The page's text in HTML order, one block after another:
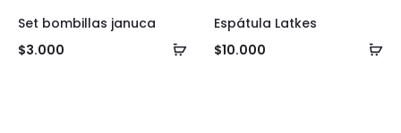
Añadir
Set bombillas januca
$3.000
Espátula Latkes
$10.000